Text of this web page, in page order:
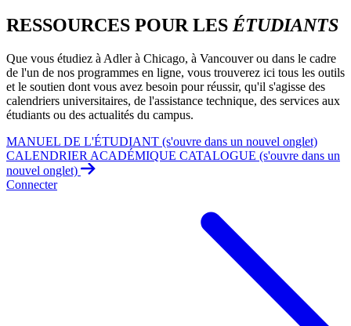
RESSOURCES POUR LES ÉTUDIANTS
Que vous étudiez à Adler à Chicago, à Vancouver ou dans le cadre
de l'un de nos programmes en ligne, vous trouverez ici tous les outils
et le soutien dont vous avez besoin pour réussir, qu'il s'agisse des
calendriers universitaires, de l'assistance technique, des services aux
étudiants ou des actualités du campus.
MANUEL DE L'ÉTUDIANT (s'ouvre dans un nouvel onglet)
CALENDRIER ACADÉMIQUE CATALOGUE (s'ouvre dans un
nouvel onglet)
Connecter